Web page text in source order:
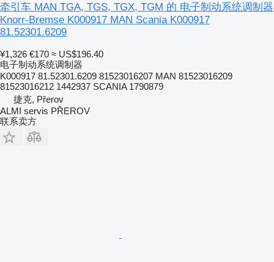
牵引车 MAN TGA, TGS, TGX, TGM 的 电子制动系统调制器
Knorr-Bremse K000917 MAN Scania K000917
81.52301.6209
¥1,326 €170 ≈ US$196.40
电子制动系统调制器
K000917 81.52301.6209 81523016207 MAN 81523016209
81523016212 1442937 SCANIA 1790879
捷克, Přerov
ALMI servis PŘEROV
联系卖方